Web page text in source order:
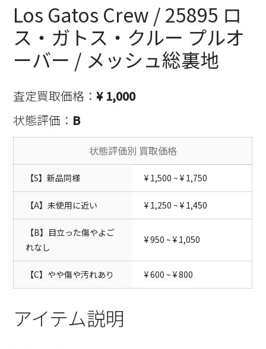
Los Gatos Crew / 25895 ロ
ス・ガトス・クルー プルオ
ーバー / メッシュ総裏地
査定買取価格：¥ 1,000
状態評価： B
状態評価別 買取価格
【S】新品同様 ¥ 1,500 ~ ¥ 1,750
【A】未使用に近い ¥ 1,250 ~ ¥ 1,450
【B】目立った傷やよご
れなし
¥ 950 ~ ¥ 1,050
【C】やや傷や汚れあり ¥ 600 ~ ¥ 800
アイテム説明